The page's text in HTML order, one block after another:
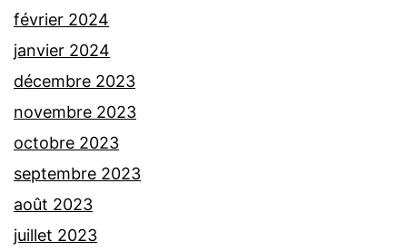
février 2024
janvier 2024
décembre 2023
novembre 2023
octobre 2023
septembre 2023
août 2023
juillet 2023